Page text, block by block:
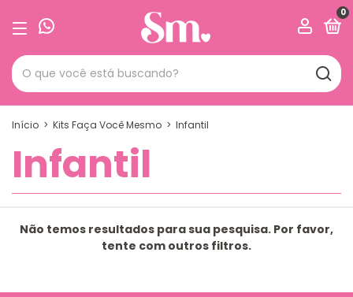
0
Início > Kits Faça Você Mesmo > Infantil
Infantil
Não temos resultados para sua pesquisa. Por favor,
tente com outros filtros.